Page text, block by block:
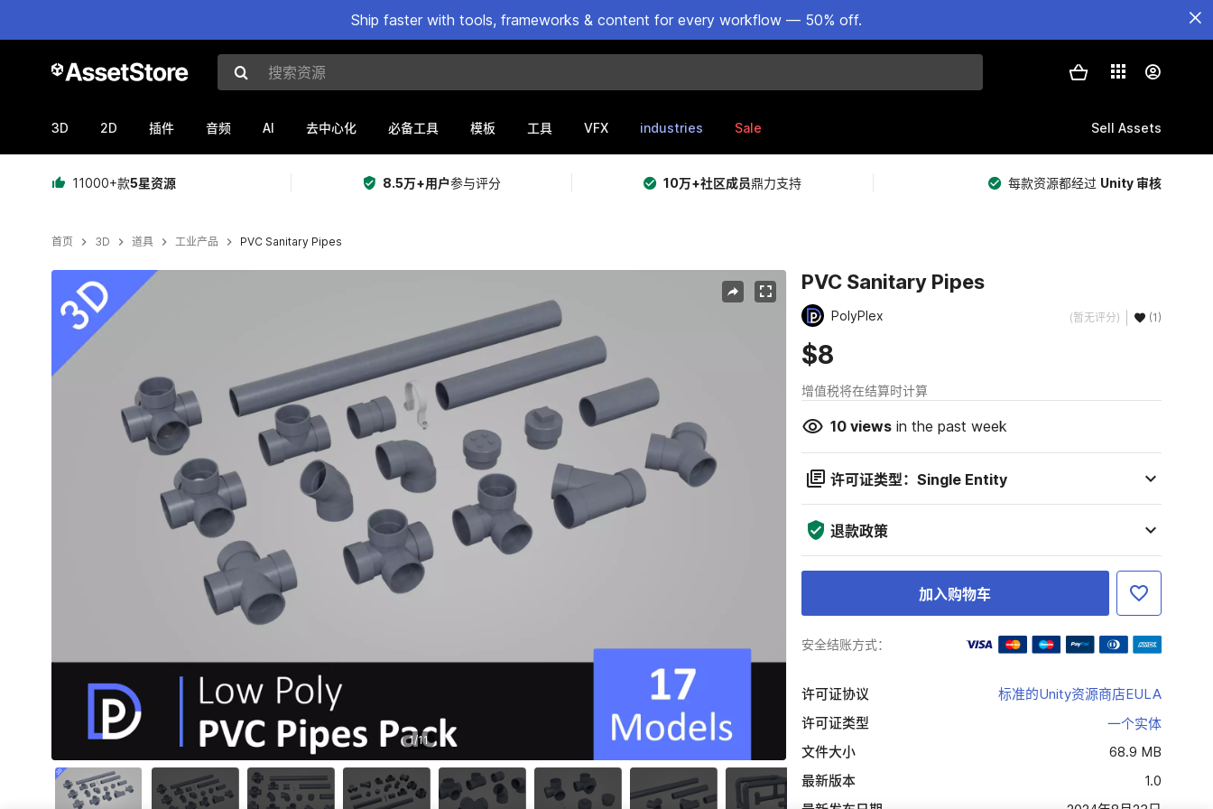
Ship faster with tools, frameworks & content for every workflow — 50% off.
搜索资源
3D 2D 插件 音频 AI 去中心化 必备工具 模板 工具 VFX industries Sale Sell Assets
11000+款5星资源 8.5万+用户参与评分 10万+社区成员鼎力支持 每款资源都经过 Unity 审核
首页 3D 道具 工业产品 PVC Sanitary Pipes
当前幻灯片：1 / 11
1/11
PVC Sanitary Pipes
PolyPlex (暂无评分) (1)
$8
增值税将在结算时计算
10viewsin the past week
许可证类型：Single Entity
退款政策
加入购物车
安全结账方式：
许可证协议
标准的Unity资源商店EULA
许可证类型
一个实体
文件大小
68.9 MB
最新版本
1.0